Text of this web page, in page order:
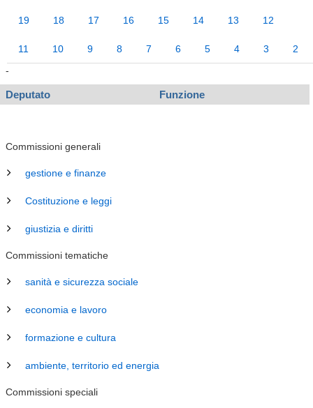
19 18 17 16 15 14 13 12
11 10 9 8 7 6 5 4 3
2
-
Deputato Funzione
Commissioni generali
gestione e finanze
Costituzione e leggi
giustizia e diritti
Commissioni tematiche
sanità e sicurezza sociale
economia e lavoro
formazione e cultura
ambiente, territorio ed energia
Commissioni speciali